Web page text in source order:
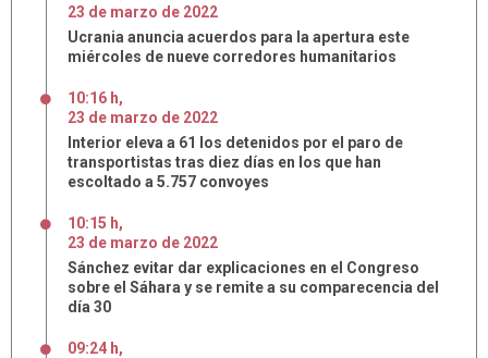
23 de marzo de 2022
Ucrania anuncia acuerdos para la apertura este
miércoles de nueve corredores humanitarios
10:16 h,
23 de marzo de 2022
Interior eleva a 61 los detenidos por el paro de
transportistas tras diez días en los que han
escoltado a 5.757 convoyes
10:15 h,
23 de marzo de 2022
Sánchez evitar dar explicaciones en el Congreso
sobre el Sáhara y se remite a su comparecencia del
día 30
09:24 h,